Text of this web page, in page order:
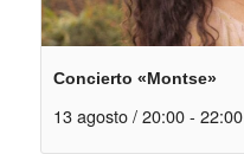
Concierto «Montse»
13 agosto / 20:00 - 22:00